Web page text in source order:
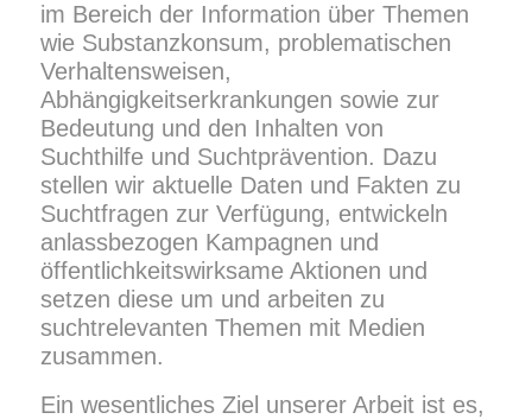
im Bereich der Information über Themen
wie Substanzkonsum, problematischen
Verhaltensweisen,
Abhängigkeitserkrankungen sowie zur
Bedeutung und den Inhalten von
Suchthilfe und Suchtprävention. Dazu
stellen wir aktuelle Daten und Fakten zu
Suchtfragen zur Verfügung, entwickeln
anlassbezogen Kampagnen und
öffentlichkeitswirksame Aktionen und
setzen diese um und arbeiten zu
suchtrelevanten Themen mit Medien
zusammen.
Ein wesentliches Ziel unserer Arbeit ist es,